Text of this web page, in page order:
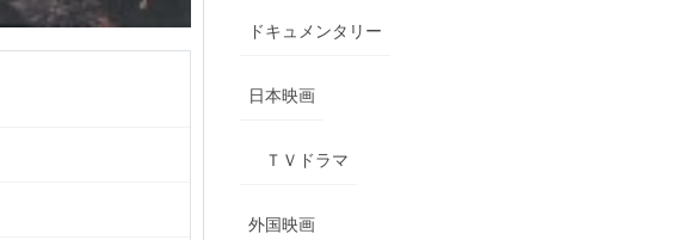
ドキュメンタリー
日本映画
ＴＶドラマ
外国映画